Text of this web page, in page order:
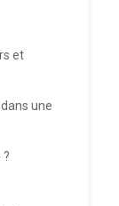
et
une
?